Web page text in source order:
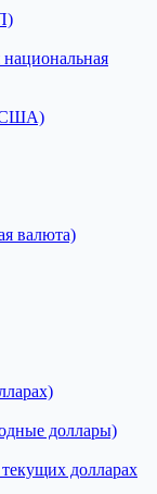
США)
валюта)
доллары)
долларах